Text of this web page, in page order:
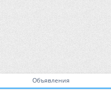
Объявления